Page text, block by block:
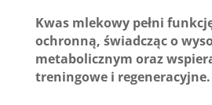
Kwas mlekowy pełni
ochronną, świadcząc o
metabolicznym oraz
treningowe i regeneracyjne.